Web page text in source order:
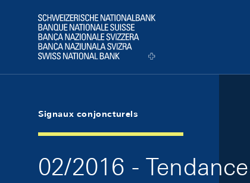
Logo
Signaux conjoncturels
02/2016 -